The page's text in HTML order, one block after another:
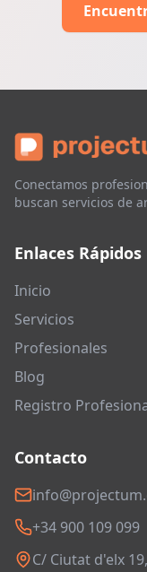
Conectamos
buscan servicios de
Enlaces Rápidos
Inicio
Servicios
Profesionales
Blog
Registro
Contacto
+34 900 109 099
C/ Ciutat d'elx